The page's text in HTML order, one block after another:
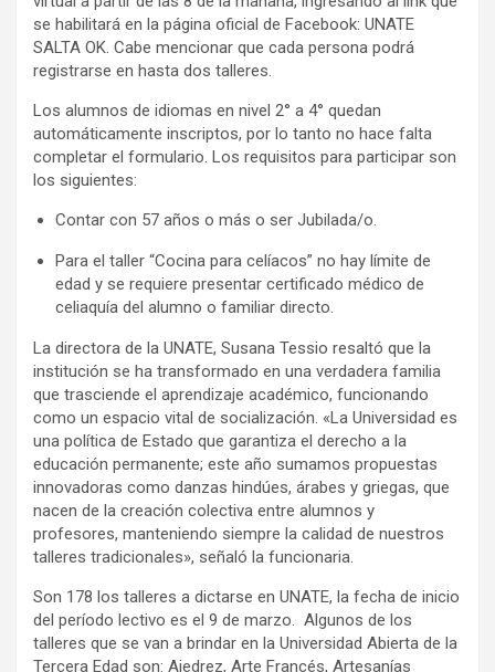
se habilitará en la página oficial de Facebook: UNATE
SALTA OK. Cabe mencionar que cada persona podrá
registrarse en hasta dos talleres.
Los alumnos de idiomas en nivel 2° a 4° quedan
automáticamente inscriptos, por lo tanto no hace falta
completar el formulario. Los requisitos para participar son
los siguientes:
Contar con 57 años o más o ser Jubilada/o.
Para el taller “Cocina para celíacos” no hay límite de
edad y se requiere presentar certificado médico de
celiaquía del alumno o familiar directo.
La directora de la UNATE, Susana Tessio resaltó que la
institución se ha transformado en una verdadera familia
que trasciende el aprendizaje académico, funcionando
como un espacio vital de socialización. «La Universidad es
una política de Estado que garantiza el derecho a la
educación permanente; este año sumamos propuestas
innovadoras como danzas hindúes, árabes y griegas, que
nacen de la creación colectiva entre alumnos y
profesores, manteniendo siempre la calidad de nuestros
talleres tradicionales», señaló la funcionaria.
Son 178 los talleres a dictarse en UNATE, la fecha de inicio
del período lectivo es el 9 de marzo. Algunos de los
talleres que se van a brindar en la Universidad Abierta de la
Tercera Edad son: Ajedrez, Arte Francés, Artesanías